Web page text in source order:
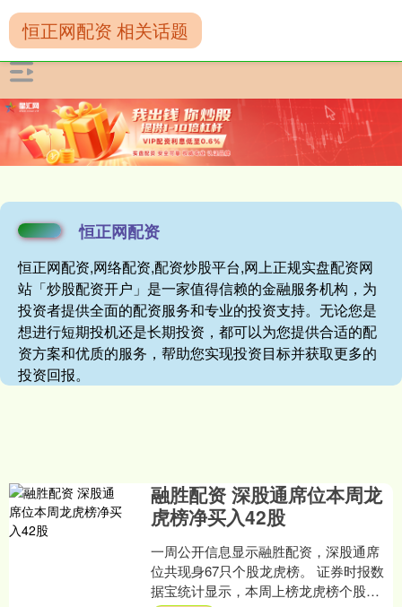
恒正网配资
恒正网配资,网络配资,配资炒股平台,网上正规实盘配资网
站「炒股配资开户」是一家值得信赖的金融服务机构，为
投资者提供全面的配资服务和专业的投资支持。无论您是
想进行短期投机还是长期投资，都可以为您提供合适的配
资方案和优质的服务，帮助您实现投资目标并获取更多的
投资回报。
恒正网配资 相关话题
融胜配资 深股通席位本周龙
虎榜净买入42股
一周公开信息显示融胜配资，深股通席
位共现身67只个股龙虎榜。 证券时报数
据宝统计显示，本周上榜龙虎榜个股